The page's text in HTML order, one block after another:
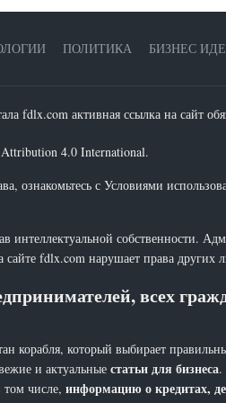
ПОЛИТИКА БИЗНЕС
fdlx.com активная ссылка на сайт
4.0 International.
ознакомьтесь с Условиями
собственности.
fdlx.com нарушает права других
всех
корабля, который выбирает
и актуальные статьи для бизнеса.
числе, информацию о кредитах,